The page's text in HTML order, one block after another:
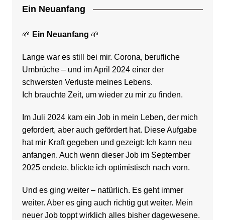
Ein Neuanfang
🌱 Ein Neuanfang 🌱
Lange war es still bei mir. Corona, berufliche
Umbrüche – und im April 2024 einer der
schwersten Verluste meines Lebens.
Ich brauchte Zeit, um wieder zu mir zu finden.
Im Juli 2024 kam ein Job in mein Leben, der mich
gefordert, aber auch gefördert hat. Diese Aufgabe
hat mir Kraft gegeben und gezeigt: Ich kann neu
anfangen. Auch wenn dieser Job im September
2025 endete, blickte ich optimistisch nach vorn.
Und es ging weiter – natürlich. Es geht immer
weiter. Aber es ging auch richtig gut weiter. Mein
neuer Job toppt wirklich alles bisher dagewesene.